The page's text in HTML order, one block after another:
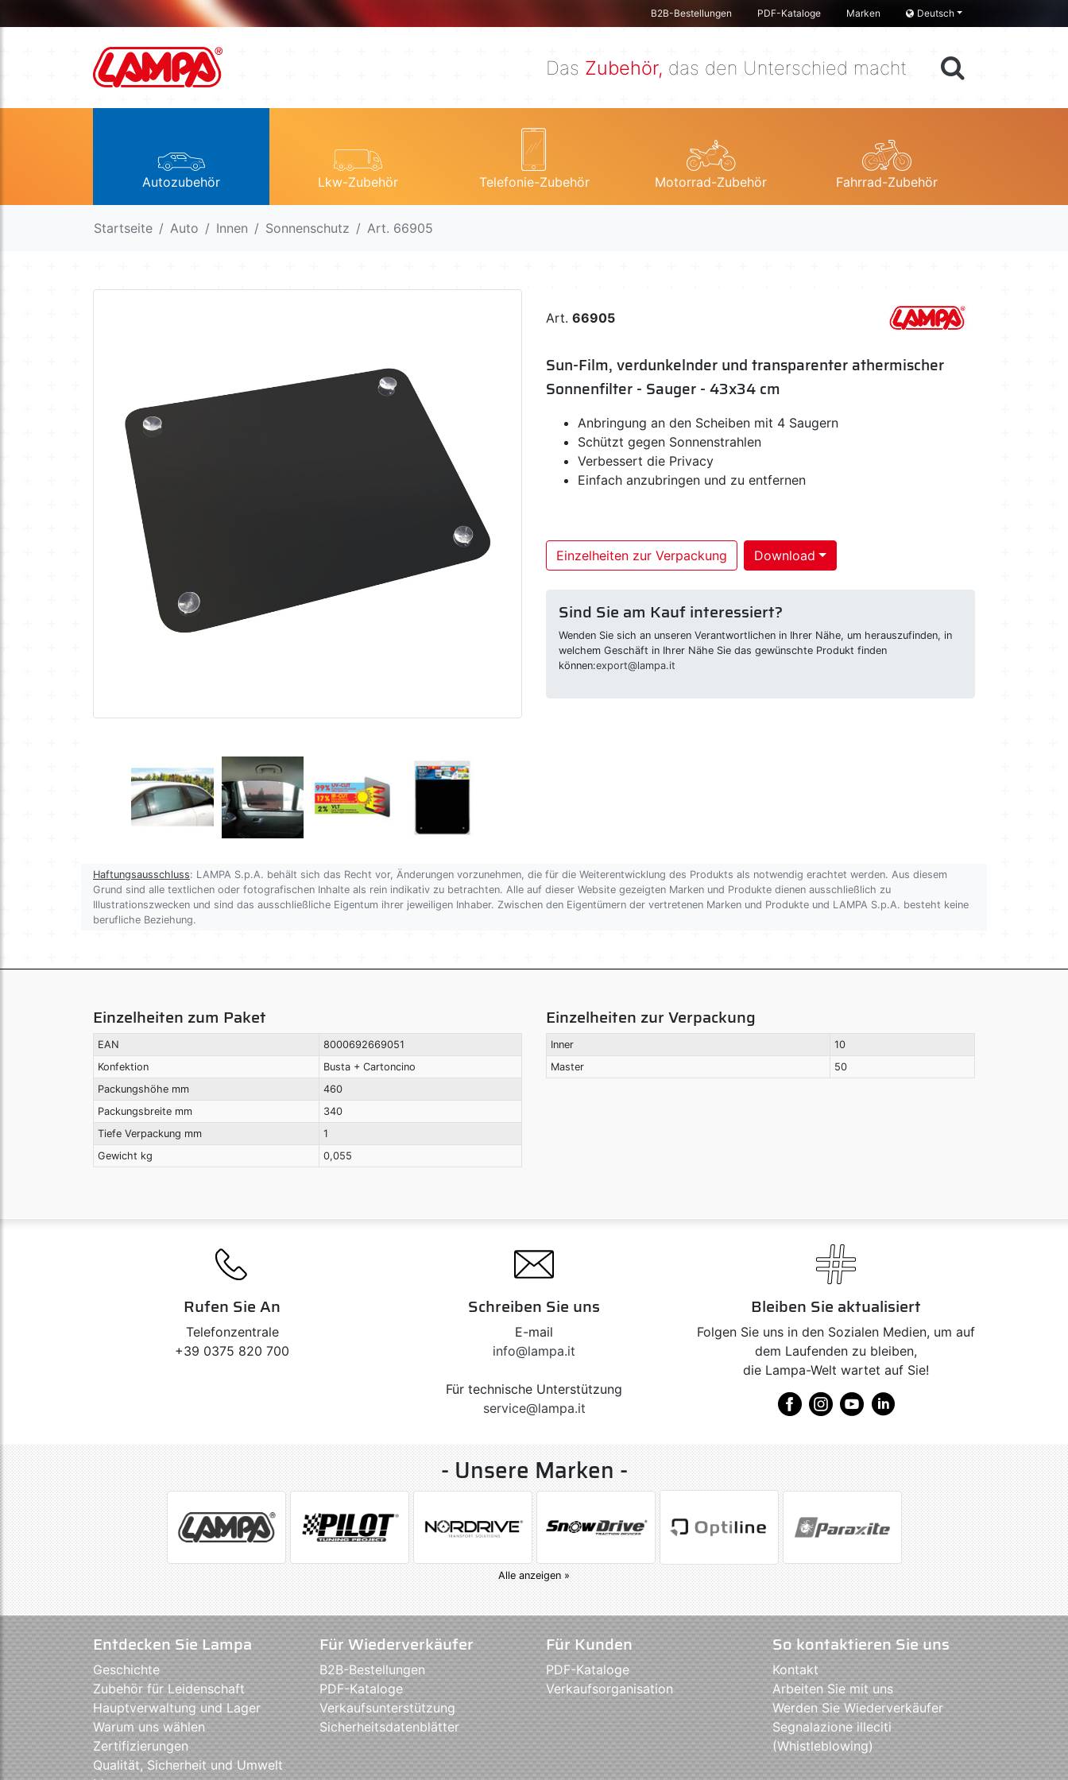
B2B-Bestellungen PDF-Kataloge Marken Deutsch
Das Zubehör, das den Unterschied macht
Autozubehör Lkw-Zubehör Telefonie-Zubehör Motorrad-Zubehör Fahrrad-Zubehör
Startseite Auto Innen Sonnenschutz Art. 66905
Art. 66905
Sun-Film, verdunkelnder und transparenter athermischer
Sonnenfilter - Sauger - 43x34 cm
Anbringung an den Scheiben mit 4 Saugern
Schützt gegen Sonnenstrahlen
Verbessert die Privacy
Einfach anzubringen und zu entfernen
Einzelheiten zur Verpackung Download
Sind Sie am Kauf interessiert?
Wenden Sie sich an unseren Verantwortlichen in Ihrer Nähe, um herauszufinden, in
welchem Geschäft in Ihrer Nähe Sie das gewünschte Produkt finden
können:export@lampa.it
Haftungsausschluss: LAMPA S.p.A. behält sich das Recht vor, Änderungen vorzunehmen, die für die Weiterentwicklung des Produkts als notwendig erachtet werden. Aus diesem
Grund sind alle textlichen oder fotografischen Inhalte als rein indikativ zu betrachten. Alle auf dieser Website gezeigten Marken und Produkte dienen ausschließlich zu
Illustrationszwecken und sind das ausschließliche Eigentum ihrer jeweiligen Inhaber. Zwischen den Eigentümern der vertretenen Marken und Produkte und LAMPA S.p.A. besteht keine
berufliche Beziehung.
Einzelheiten zum Paket
EAN
8000692669051
Konfektion
Busta + Cartoncino
Packungshöhe mm
460
Packungsbreite mm
340
Tiefe Verpackung mm
1
Gewicht kg
0,055
Einzelheiten zur Verpackung
Inner
10
Master
50
Rufen Sie An
Telefonzentrale
+39 0375 820 700
Schreiben Sie uns
E-mail
info@lampa.it
Für technische Unterstützung
service@lampa.it
Bleiben Sie aktualisiert
Folgen Sie uns in den Sozialen Medien, um auf
dem Laufenden zu bleiben,
die Lampa-Welt wartet auf Sie!
- Unsere Marken -
Alle anzeigen »
Entdecken Sie Lampa
Geschichte
Zubehör für Leidenschaft
Hauptverwaltung und Lager
Warum uns wählen
Zertifizierungen
Qualität, Sicherheit und Umwelt
Für Wiederverkäufer
B2B-Bestellungen
PDF-Kataloge
Verkaufsunterstützung
Sicherheitsdatenblätter
Für Kunden
PDF-Kataloge
Verkaufsorganisation
So kontaktieren Sie uns
Kontakt
Arbeiten Sie mit uns
Werden Sie Wiederverkäufer
Segnalazione illeciti
(Whistleblowing)